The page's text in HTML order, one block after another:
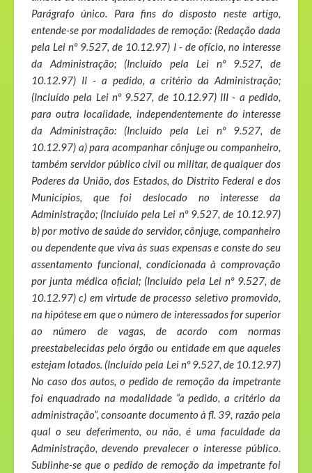
Parágrafo único. Para fins do disposto neste artigo,
entende-se por modalidades de remoção: (Redação dada
pela Lei nº 9.527, de 10.12.97) I - de ofício, no interesse
da Administração; (Incluído pela Lei nº 9.527, de
10.12.97) II - a pedido, a critério da Administração;
(Incluído pela Lei nº 9.527, de 10.12.97) III - a pedido,
para outra localidade, independentemente do interesse
da Administração: (Incluído pela Lei nº 9.527, de
10.12.97) a) para acompanhar cônjuge ou companheiro,
também servidor público civil ou militar, de qualquer dos
Poderes da União, dos Estados, do Distrito Federal e dos
Municípios, que foi deslocado no interesse da
Administração; (Incluído pela Lei nº 9.527, de 10.12.97)
b) por motivo de saúde do servidor, cônjuge, companheiro
ou dependente que viva às suas expensas e conste do seu
assentamento funcional, condicionada à comprovação
por junta médica oficial; (Incluído pela Lei nº 9.527, de
10.12.97) c) em virtude de processo seletivo promovido,
na hipótese em que o número de interessados for superior
ao número de vagas, de acordo com normas
preestabelecidas pelo órgão ou entidade em que aqueles
estejam lotados. (Incluído pela Lei nº 9.527, de 10.12.97)
No caso dos autos, o pedido de remoção da impetrante
foi enquadrado na modalidade “a pedido, a critério da
administração”, consoante documento à fl. 39, razão pela
qual o seu deferimento, ou não, é uma faculdade da
Administração, devendo prevalecer o interesse público.
Sublinhe-se que o pedido de remoção da impetrante foi